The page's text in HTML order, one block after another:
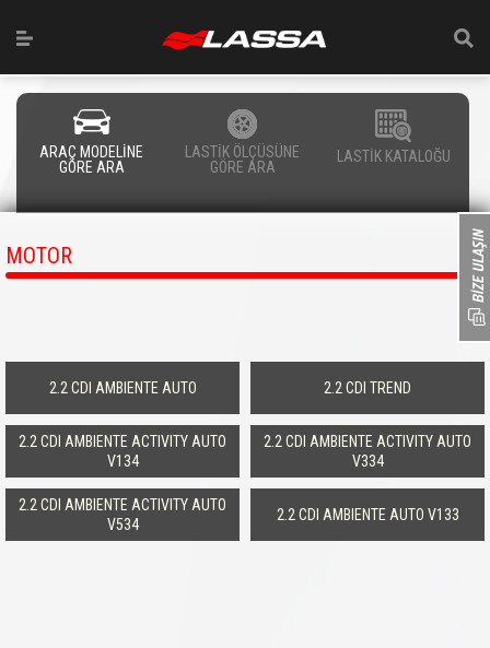
ARAÇ MODELİNE
GÖRE ARA
LASTİK ÖLÇÜSÜNE
GÖRE ARA
LASTİK KATALOĞU
MOTOR
2.2 CDI AMBIENTE AUTO 2.2 CDI TREND
2.2 CDI AMBIENTE ACTIVITY AUTO
V134
2.2 CDI AMBIENTE ACTIVITY AUTO
V334
2.2 CDI AMBIENTE ACTIVITY AUTO
V534
2.2 CDI AMBIENTE AUTO V133